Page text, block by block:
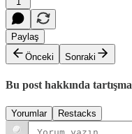
Paylaş
Önceki
Sonraki
Bu post hakkında tartışma
Yorumlar Restacks